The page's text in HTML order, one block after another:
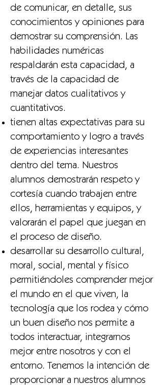
de comunicar, en detalle, sus
conocimientos y opiniones para
demostrar su comprensión. Las
habilidades numéricas
respaldarán esta capacidad, a
través de la capacidad de
manejar datos cualitativos y
cuantitativos.
tienen altas expectativas para su
comportamiento y logro a través
de experiencias interesantes
dentro del tema. Nuestros
alumnos demostrarán respeto y
cortesía cuando trabajen entre
ellos, herramientas y equipos, y
valorarán el papel que juegan en
el proceso de diseño.
desarrollar su desarrollo cultural,
moral, social, mental y físico
permitiéndoles comprender mejor
el mundo en el que viven, la
tecnología que los rodea y cómo
un buen diseño nos permite a
todos interactuar, integrarnos
mejor entre nosotros y con el
entorno. Tenemos la intención de
proporcionar a nuestros alumnos